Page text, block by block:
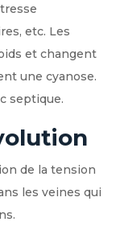
etc. Les
et changent
une cyanose.
septique.
de la tension
les veines qui